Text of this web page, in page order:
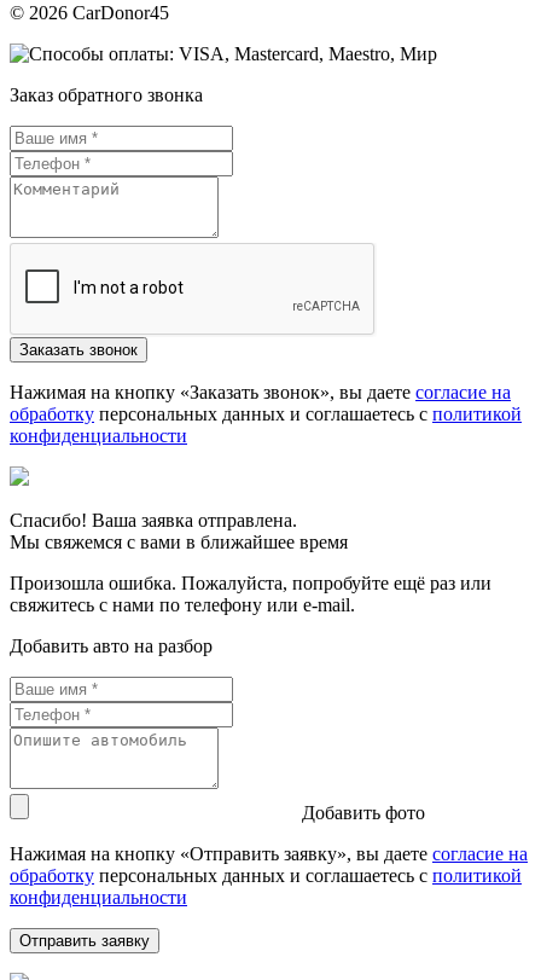
© 2026 CarDonor45
Заказ обратного звонка
Нажимая на кнопку «Заказать звонок», вы даете согласие на
обработку персональных данных и соглашаетесь c политикой
конфиденциальности
Спасибо! Ваша заявка отправлена.
Мы свяжемся с вами в ближайшее время
Произошла ошибка. Пожалуйста, попробуйте ещё раз или
свяжитесь с нами по телефону или e-mail.
Добавить авто на разбор
Добавить фото
Нажимая на кнопку «Отправить заявку», вы даете согласие на
обработку персональных данных и соглашаетесь c политикой
конфиденциальности